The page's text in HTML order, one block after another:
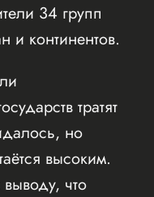
34 групп
и континентов.
тратят
но
высоким.
что